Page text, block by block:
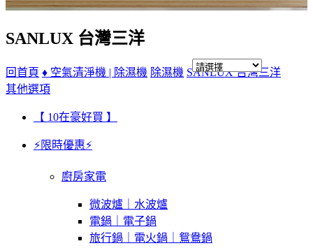
SANLUX 台灣三洋
回首頁 ♦ 空氣清淨機 | 除濕機 除濕機 SANLUX 台灣三洋
其他選項
【 10在豪好買 】
⚡限時優惠⚡
廚房家電
微波爐｜水波爐
電鍋｜電子鍋
旅行鍋｜電火鍋｜鴛鴦鍋